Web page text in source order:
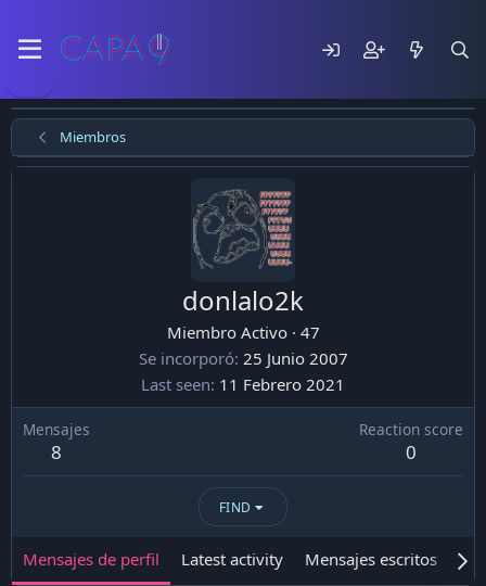
Miembros
donlalo2k
Miembro Activo · 47
Se incorporó 25 Junio 2007
Last seen 11 Febrero 2021
Mensajes
8
Reaction score
0
FIND
Mensajes de perfil Latest activity Mensajes escritos